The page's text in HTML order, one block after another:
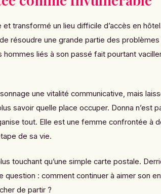
transformé un lieu difficile d’accès en
résoudre une grande partie des problèmes
hommes liés à son passé fait pourtant
une vitalité communicative, mais
savoir quelle place occuper. Donna n’est
tout. Elle est une femme confrontée à
de sa vie.
touchant qu’une simple carte postale.
question : comment continuer à aimer son
de partir ?